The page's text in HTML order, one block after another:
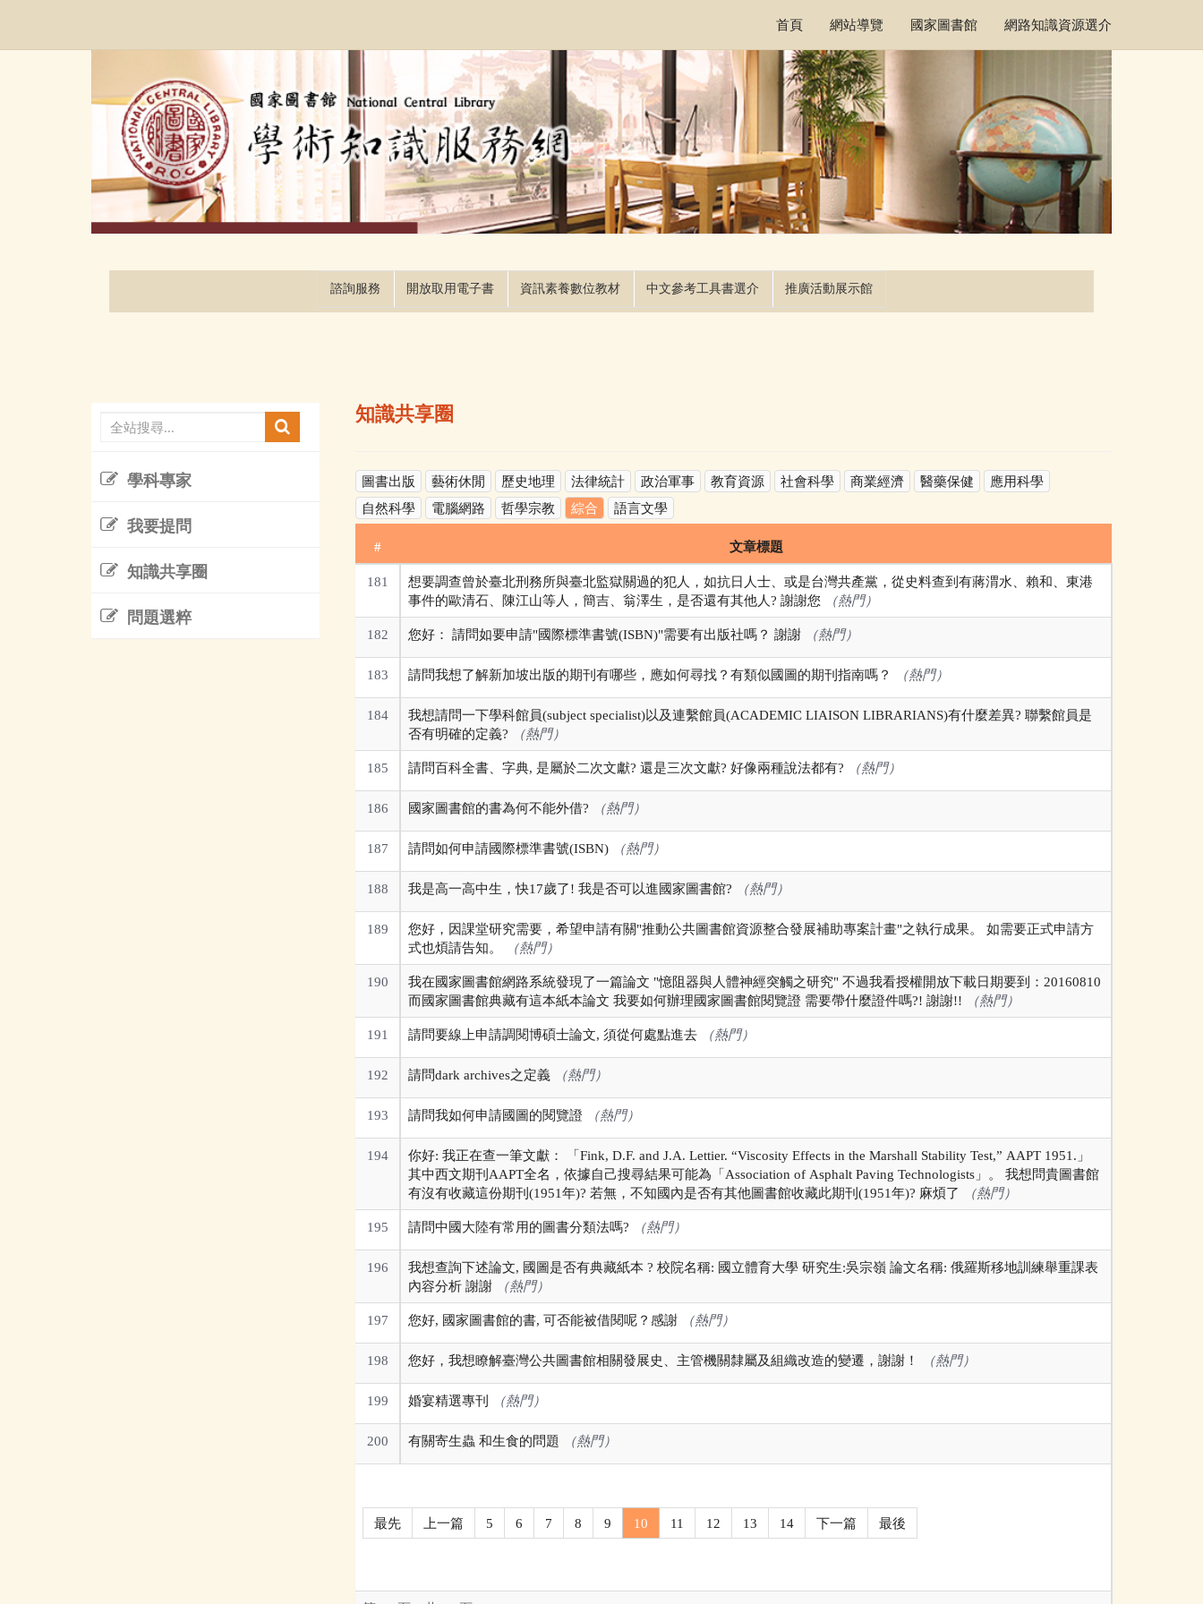
首頁
網站導覽 國家圖書館 網路知識資源選介
諮詢服務 開放取用電子書 資訊素養數位教材 中文參考工具書選介 推廣活動展示館
學科專家
我要提問
知識共享圈
問題選粹
知識共享圈
圖書出版 藝術休閒 歷史地理 法律統計 政治軍事 教育資源 社會科學 商業經濟 醫藥保健
應用科學
自然科學
電腦網路 哲學宗教 綜合 語言文學
# 文章標題
181
想要調查曾於臺北刑務所與臺北監獄關過的犯人，如抗日人士、或是台灣共產黨，從史料查到有蔣渭水、賴和、東港
事件的歐清石、陳江山等人，簡吉、翁澤生，是否還有其他人? 謝謝您
（熱門）
182 您好： 請問如要申請"國際標準書號(ISBN)"需要有出版社嗎？ 謝謝 （熱門）
183 請問我想了解新加坡出版的期刊有哪些，應如何尋找？有類似國圖的期刊指南嗎？ （熱門）
184
我想請問一下學科館員(subject specialist)以及連繫館員(ACADEMIC LIAISON LIBRARIANS)有什麼差異? 聯繫館員是
否有明確的定義?
（熱門）
185 請問百科全書、字典, 是屬於二次文獻? 還是三次文獻? 好像兩種說法都有? （熱門）
186 國家圖書館的書為何不能外借? （熱門）
187 請問如何申請國際標準書號(ISBN) （熱門）
188 我是高一高中生，快17歲了! 我是否可以進國家圖書館? （熱門）
189
您好，因課堂研究需要，希望申請有關"推動公共圖書館資源整合發展補助專案計畫"之執行成果。 如需要正式申請方
式也煩請告知。
（熱門）
190
我在國家圖書館網路系統發現了一篇論文 "憶阻器與人體神經突觸之研究" 不過我看授權開放下載日期要到：20160810
而國家圖書館典藏有這本紙本論文 我要如何辦理國家圖書館閱覽證 需要帶什麼證件嗎?! 謝謝!!
（熱門）
191 請問要線上申請調閱博碩士論文, 須從何處點進去 （熱門）
192 請問dark archives之定義 （熱門）
193 請問我如何申請國圖的閱覽證 （熱門）
194
你好: 我正在查一筆文獻： 「Fink, D.F. and J.A. Lettier. “Viscosity Effects in the Marshall Stability Test,” AAPT 1951.」
其中西文期刊AAPT全名，依據自己搜尋結果可能為「Association of Asphalt Paving Technologists」。 我想問貴圖書館
有沒有收藏這份期刊(1951年)? 若無，不知國內是否有其他圖書館收藏此期刊(1951年)? 麻煩了
（熱門）
195 請問中國大陸有常用的圖書分類法嗎? （熱門）
196
我想查詢下述論文, 國圖是否有典藏紙本 ? 校院名稱: 國立體育大學 研究生:吳宗嶺 論文名稱: 俄羅斯移地訓練舉重課表
內容分析 謝謝
（熱門）
197 您好, 國家圖書館的書, 可否能被借閱呢？感謝 （熱門）
198 您好，我想瞭解臺灣公共圖書館相關發展史、主管機關隸屬及組織改造的變遷，謝謝！ （熱門）
199 婚宴精選專刊 （熱門）
200 有關寄生蟲 和生食的問題 （熱門）
最先 上一篇 5 6 7 8 9 10 11 12 13 14 下一篇 最後